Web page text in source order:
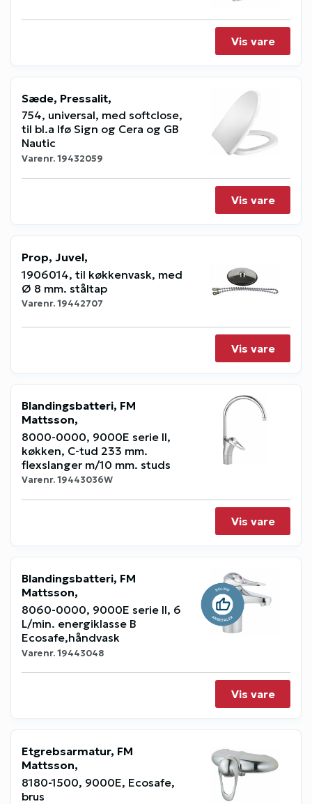
Vis vare
Sæde, Pressalit,
754, universal, med softclose,
til bl.a Ifø Sign og Cera og GB
Nautic
Varenr.19432059
Vis vare
Prop, Juvel,
1906014, til køkkenvask, med
Ø 8 mm. ståltap
Varenr.19442707
Vis vare
Blandingsbatteri, FM
Mattsson,
8000-0000, 9000E serie II,
køkken, C-tud 233 mm.
flexslanger m/10 mm. studs
Varenr.19443036W
Vis vare
Blandingsbatteri, FM
Mattsson,
8060-0000, 9000E serie II, 6
L/min. energiklasse B
Ecosafe,håndvask
Varenr.19443048
Vis vare
Etgrebsarmatur, FM
Mattsson,
8180-1500, 9000E, Ecosafe,
brus